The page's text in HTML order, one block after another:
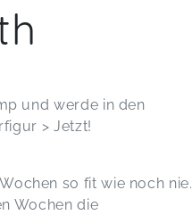
und werde in den
> Jetzt!
so fit wie noch nie.
Wochen die